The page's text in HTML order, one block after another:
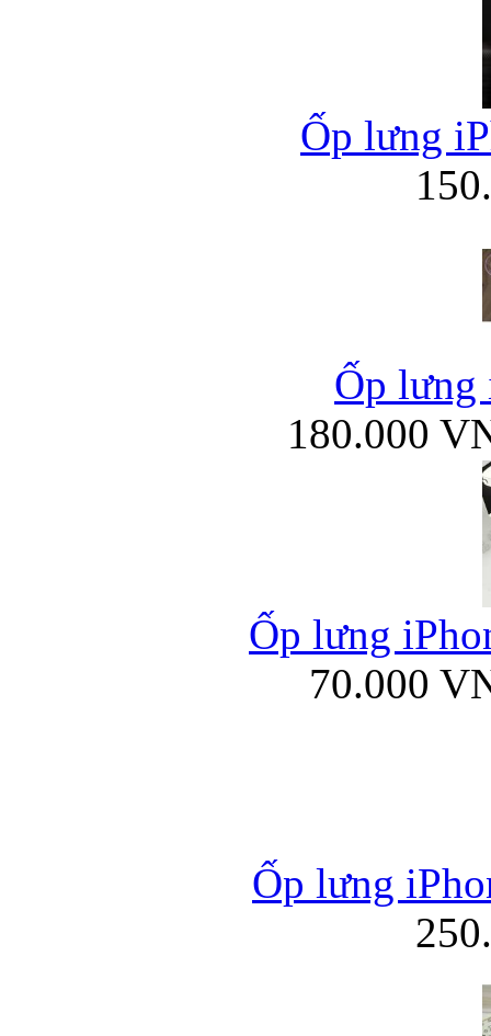
Ốp lưng
Ốp lưng
180.000
Ốp lưng
70.000
Ốp lưng